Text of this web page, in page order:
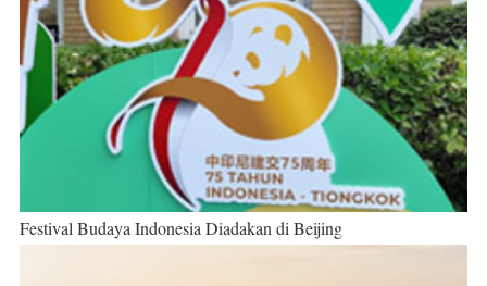
Festival Budaya Indonesia Diadakan di Beijing